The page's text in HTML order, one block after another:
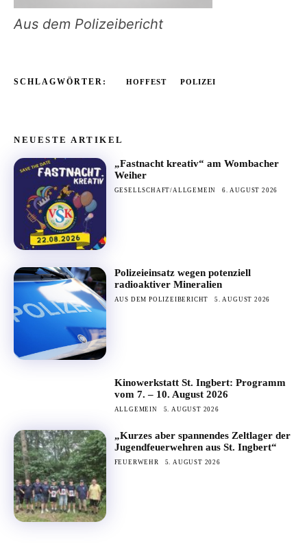
Aus dem Polizeibericht
SCHLAGWÖRTER: HOFFEST POLIZEI
NEUESTE ARTIKEL
„Fastnacht kreativ“ am Wombacher
Weiher
GESELLSCHAFT/ALLGEMEIN 6. AUGUST 2026
Polizeieinsatz wegen potenziell
radioaktiver Mineralien
AUS DEM POLIZEIBERICHT 5. AUGUST 2026
Kinowerkstatt St. Ingbert: Programm
vom 7. – 10. August 2026
ALLGEMEIN 5. AUGUST 2026
„Kurzes aber spannendes Zeltlager der
Jugendfeuerwehren aus St. Ingbert“
FEUERWEHR 5. AUGUST 2026